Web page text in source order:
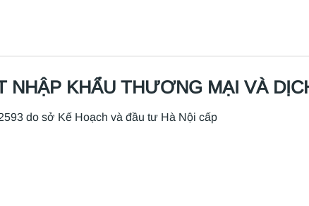
NHẬP KHẨU THƯƠNG MẠI VÀ
do sở Kế Hoạch và đầu tư Hà Nội cấp